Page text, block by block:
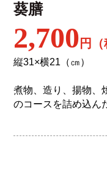
葵膳
2,700 円（
縦31×横21（㎝）
煮物、造り、揚物、
のコースを詰め込ん